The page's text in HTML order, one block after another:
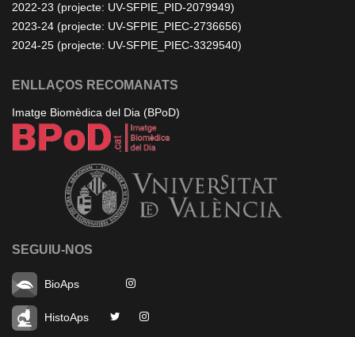
2022-23 (projecte: UV-SFPIE_PID-2079949)
2023-24 (projecte: UV-SFPIE_PIEC-2736656)
2024-25 (projecte: UV-SFPIE_PIEC-3329540)
ENLLAÇOS RECOMANATS
Imatge Biomèdica del Dia (BPoD)
SEGUIU-NOS
BioAps
HistoAps